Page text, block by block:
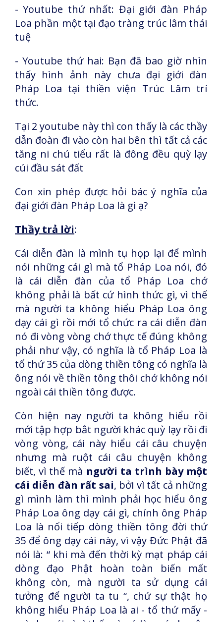
- Youtube thứ nhất: Đại giới đàn Pháp
Loa phần một tại đạo tràng trúc lâm thái
tuệ
- Youtube thứ hai: Bạn đã bao giờ nhìn
thấy hình ảnh này chưa đại giới đàn
Pháp Loa tại thiền viện Trúc Lâm trí
thức.
Tại 2 youtube này thì con thấy là các thầy
dẫn đoàn đi vào còn hai bên thì tất cả các
tăng ni chú tiểu rất là đông đều quỳ lạy
cúi đầu sát đất
Con xin phép được hỏi bác ý nghĩa của
đại giới đàn Pháp Loa là gì ạ?
Thầy trả lời:
Cái diễn đàn là mình tụ họp lại để mình
nói những cái gì mà tổ Pháp Loa nói, đó
là cái diễn đàn của tổ Pháp Loa chớ
không phải là bất cứ hình thức gì, vì thế
mà người ta không hiểu Pháp Loa ông
dạy cái gì rồi mới tổ chức ra cái diễn đàn
nó đi vòng vòng chớ thực tế đúng không
phải như vậy, có nghĩa là tổ Pháp Loa là
tổ thứ 35 của dòng thiền tông có nghĩa là
ông nói về thiền tông thôi chớ không nói
ngoài cái thiền tông được.
Còn hiện nay người ta không hiểu rồi
mới tập hợp bắt người khác quỳ lạy rồi đi
vòng vòng, cái này hiểu cái câu chuyện
nhưng mà ruột cái câu chuyện không
biết, vì thế mà người ta trình bày một
cái diễn đàn rất sai, bởi vì tất cả những
gì mình làm thì mình phải học hiểu ông
Pháp Loa ông dạy cái gì, chính ông Pháp
Loa là nối tiếp dòng thiền tông đời thứ
35 để ông dạy cái này, vì vậy Đức Phật đã
nói là: “ khi mà đến thời kỳ mạt pháp cái
dòng đạo Phật hoàn toàn biến mất
không còn, mà người ta sử dụng cái
tưởng để người ta tu “, chứ sự thật họ
không hiểu Pháp Loa là ai - tổ thứ mấy -